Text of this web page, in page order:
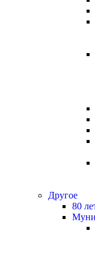
Другое
80